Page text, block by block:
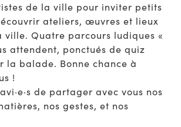
de la ville pour inviter petits
ateliers, œuvres et lieux
ville. Quatre parcours ludiques «
attendent, ponctués de quiz
la balade. Bonne chance à
!
de partager avec vous nos
nos gestes, et nos